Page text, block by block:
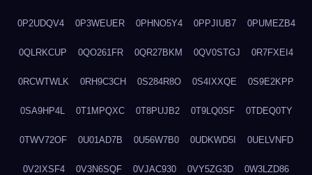
0P2UDQV4 0P3WEUER 0PHNO5Y4 0PPJIUB7 0PUMEZB4
0QLRKCUP 0QO261FR 0QR27BKM 0QV0STGJ 0R7FXEI4
0RCWTWLK 0RH9C3CH 0S284R8O 0S4IXXQE 0S9E2KPP
0SA9HP4L 0T1MPQXC 0T8PUJB2 0T9LQ0SF 0TDEQ0TY
0TWV72OF 0U01AD7B 0U56W7B0 0UDKWD5I 0UELVNFD
0V2IXSF4 0V3N6SQF 0VJAC930 0VY5ZG3D 0W3LZD86